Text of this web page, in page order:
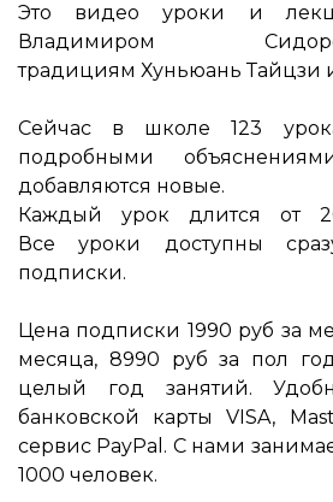
Это видео уроки и
Владимиром
традициям Хуньюань Тайцзи
Сейчас в школе 123
подробными
добавляются новые.
Каждый урок длится от
Все уроки доступны
подписки.
Цена подписки 1990 руб за
месяца, 8990 руб за пол
целый год занятий.
банковской карты VISA,
сервис PayPal. С нами
1000 человек.